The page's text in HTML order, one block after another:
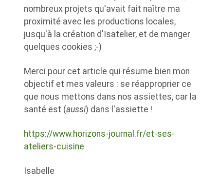
nombreux projets qu'avait fait naître ma
proximité avec les productions locales,
jusqu'à la création d'Isatelier, et de manger
quelques cookies ;-)
Merci pour cet article qui résume bien mon
objectif et mes valeurs : se réapproprier ce
que nous mettons dans nos assiettes, car la
santé est (aussi) dans l'assiette !
https://www.horizons-journal.fr/et-ses-
ateliers-cuisine
Isabelle